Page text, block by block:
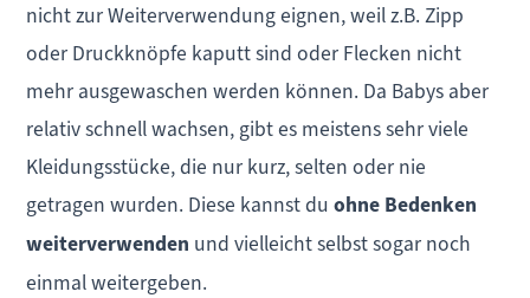
nicht zur Weiterverwendung eignen, weil z.B. Zipp
oder Druckknöpfe kaputt sind oder Flecken nicht
mehr ausgewaschen werden können. Da Babys aber
relativ schnell wachsen, gibt es meistens sehr viele
Kleidungsstücke, die nur kurz, selten oder nie
getragen wurden. Diese kannst duohne Bedenken
weiterverwenden und vielleicht selbst sogar noch
einmal weitergeben.